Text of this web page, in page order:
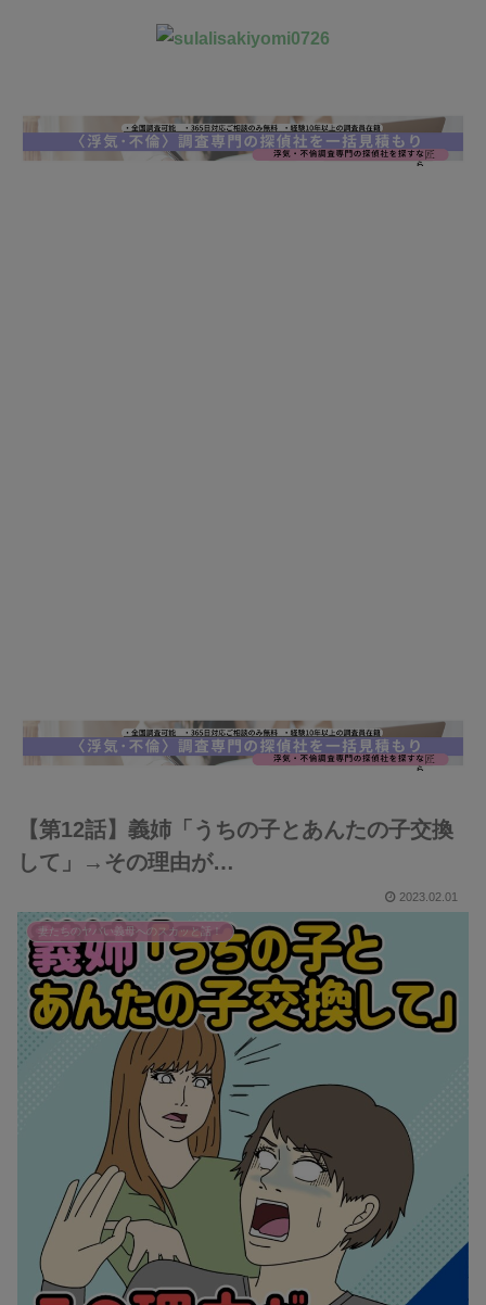
【第12話】義姉「うちの子とあんたの子交換
して」→その理由が…
2023.02.01
妻たちのヤバい義母へのスカッと話！